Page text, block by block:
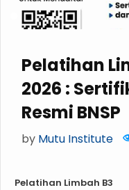
Pelatihan
2026 :
Resmi BNSP
by Mutu Institute
Pelatihan Limbah B3